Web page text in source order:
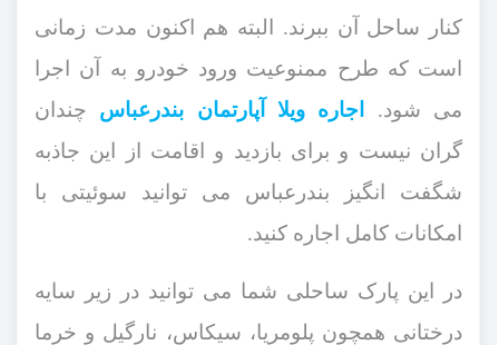
کنار ساحل آن ببرند. البته هم ‌اکنون مدت زمانی
است که طرح ممنوعیت ورود خودرو به آن اجرا
می ‌شود.
اجاره ویلا آپارتمان بندرعباس چندان
گران نیست و برای بازدید و اقامت از این جاذبه
شگفت ‌انگیز بندرعباس می ‌توانید سوئیتی با
امکانات کامل اجاره کنید.
در این پارک ساحلی شما می ‌توانید در زیر سایه
درختانی همچون پلومریا، سیکاس، نارگیل و خرما